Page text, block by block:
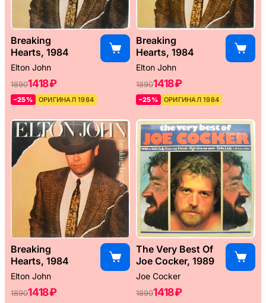
Breaking
Hearts, 1984
Elton John
18901418 ₽
–25% ОРИГИНАЛ 1984
Breaking
Hearts, 1984
Elton John
18901418 ₽
–25% ОРИГИНАЛ 1984
Breaking
Hearts, 1984
Elton John
18901418 ₽
The Very Best Of
Joe Cocker, 1989
Joe Cocker
18901418 ₽